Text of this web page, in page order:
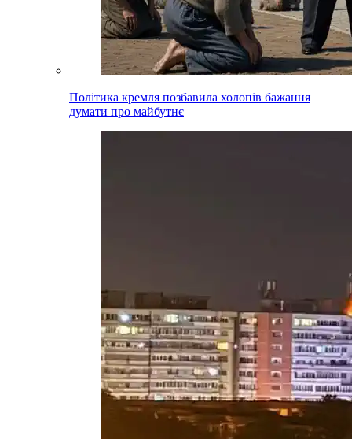
Політика кремля позбавила холопів бажання
думати про майбутнє